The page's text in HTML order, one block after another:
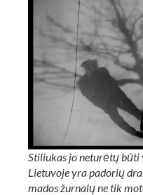
Stiliukas jo neturėtų
Lietuvoje yra padorių
mados žurnalų ne tik